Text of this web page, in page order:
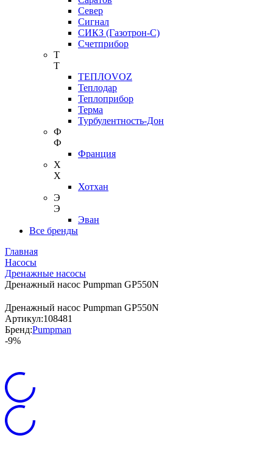
Север
Сигнал
СИКЗ (Газотрон-С)
Счетприбор
Т
Т
ТЕПЛОVOZ
Теплодар
Теплоприбор
Терма
Турбулентность-Дон
Ф
Ф
Франция
Х
Х
Хотхан
Э
Э
Эван
Все бренды
Главная
Насосы
Дренажные насосы
Дренажный насос Pumpman GP550N
Дренажный насос Pumpman GP550N
Артикул:108481
Бренд:Pumpman
-9%